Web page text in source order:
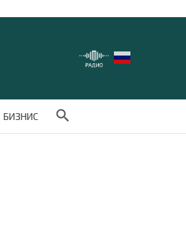
БИЗНИС
Search Button